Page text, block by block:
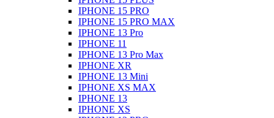
IPHONE 15 PRO
IPHONE 15 PRO MAX
IPHONE 13 Pro
IPHONE 11
IPHONE 13 Pro Max
IPHONE XR
IPHONE 13 Mini
IPHONE XS MAX
IPHONE 13
IPHONE XS